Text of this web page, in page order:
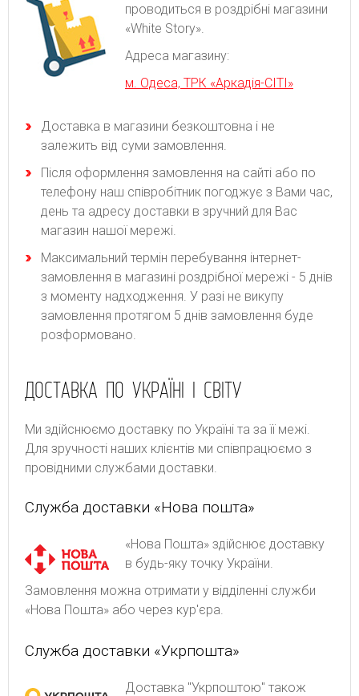
проводиться в роздрібні магазини
«White Story».
Адреса магазину:
м. Одеса, ТРК «Аркадія-СІТІ»
Доставка в магазини безкоштовна і не
залежить від суми замовлення.
Після оформлення замовлення на сайті або по
телефону наш співробітник погоджує з Вами час,
день та адресу доставки в зручний для Вас
магазин нашої мережі.
Максимальний термін перебування інтернет-
замовлення в магазині роздрібної мережі - 5 днів
з моменту надходження. У разі не викупу
замовлення протягом 5 днів замовлення буде
розформовано.
ДОСТАВКА ПО УКРАЇНІ І СВІТУ
Ми здійснюємо доставку по Україні та за її межі.
Для зручності наших клієнтів ми співпрацюємо з
провідними службами доставки.
Служба доставки «Нова пошта»
«Нова Пошта» здійснює доставку
в будь-яку точку України.
Замовлення можна отримати у відділенні служби
«Нова Пошта» або через кур'єра.
Служба доставки «Укрпошта»
Доставка "Укрпоштою" також